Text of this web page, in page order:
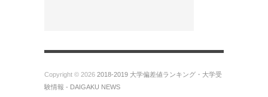
Copyright © 2026 2018-2019 大学偏差値ランキング・大学受
験情報 - DAIGAKU NEWS